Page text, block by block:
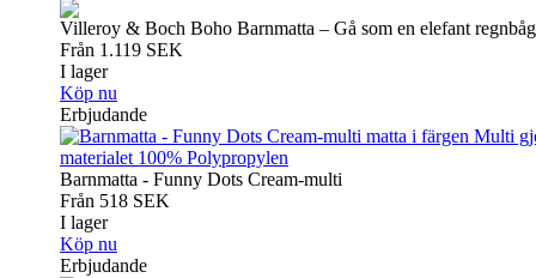
Villeroy & Boch Boho Barnmatta – Gå som en elefant
Från 1.119 SEK
I lager
Köp nu
Erbjudande
Barnmatta - Funny Dots Cream-multi
Från 518 SEK
I lager
Köp nu
Erbjudande